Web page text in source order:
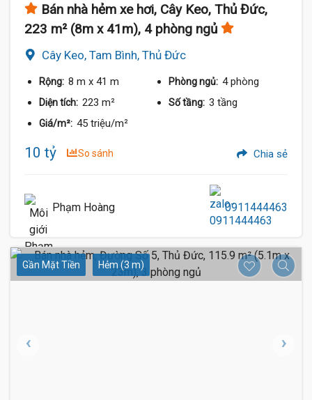
Bán nhà hẻm xe hơi, Cây Keo, Thủ Đức,
223 m² (8m x 41m), 4 phòng ngủ
Cây Keo, Tam Bình, Thủ Đức
Rộng: 8 m x 41 m Phòng ngủ: 4 phòng
Diện tích: 223 m² Số tầng: 3 tầng
Giá/m²: 45 triệu/m²
10 tỷ So sánh Chia sẻ
Phạm Hoàng 0911444463
Gần Mặt Tiền Hẻm (3 m)